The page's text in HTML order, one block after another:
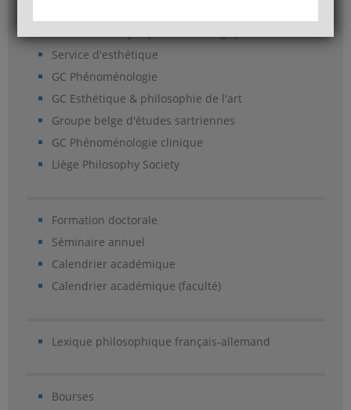
Service d'esthétique
GC Phénoménologie
GC Esthétique & philosophie de l'art
Groupe belge d'études sartriennes
GC Phénoménologie clinique
Liège Philosophy Society
Formation doctorale
Séminaire annuel
Calendrier académique
Calendrier académique (faculté)
Lexique philosophique français-allemand
Bourses